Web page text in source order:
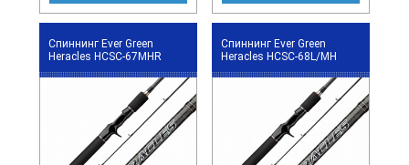
Спиннинг Ever Green
Heracles HCSC-67MHR
Спиннинг Ever Green
Heracles HCSC-68L/MH